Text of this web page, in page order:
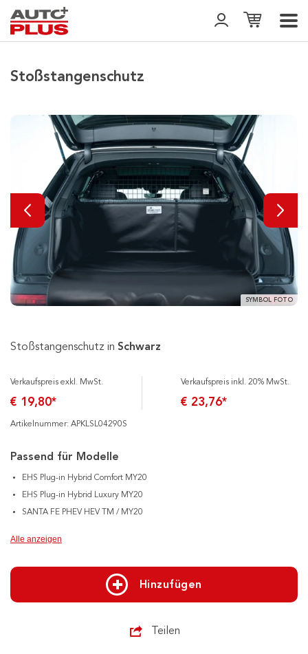
Stoßstangenschutz
SYMBOL FOTO
Stoßstangenschutz in Schwarz
Verkaufspreis exkl. MwSt.
€ 19,80*
Verkaufspreis inkl. 20% MwSt.
€ 23,76*
Artikelnummer: APKLSL04290S
Passend für Modelle
EHS Plug-in Hybrid Comfort MY20
EHS Plug-in Hybrid Luxury MY20
SANTA FE PHEV HEV TM / MY20
Alle anzeigen
Hinzufügen
Teilen